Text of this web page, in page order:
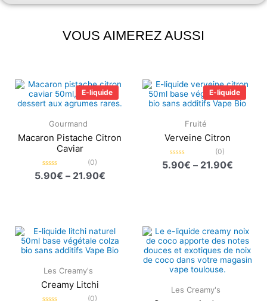
VOUS AIMEREZ AUSSI
E-liquide
Gourmand
Macaron Pistache Citron
Caviar
Note
0
(0)
5.90€ – 21.90€
de
prix :
5.90€
à
21.90€
E-liquide
Fruité
Verveine Citron
Note
0
(0)
5.90€ – 21.90€
de
prix :
5.90€
à
21.90€
Les Creamy's
Creamy Litchi
(0)
de
prix :
5.90€
à
21.90€
Les Creamy's
de
prix :
5.90€
à